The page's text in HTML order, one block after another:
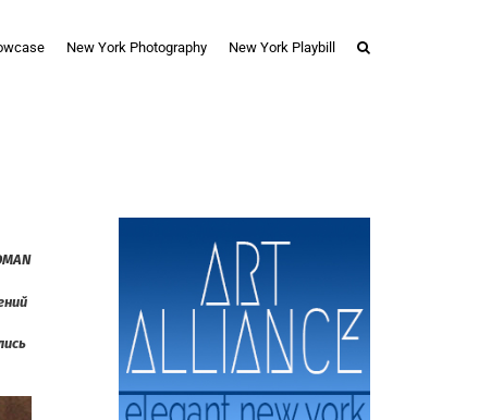
New York Photography New York Playbill